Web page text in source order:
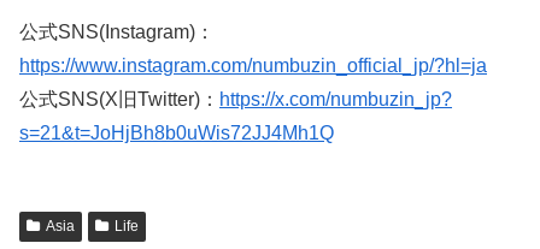
公式SNS(Instagram)：
https://www.instagram.com/numbuzin_official_jp/?hl=ja
公式SNS(X旧Twitter)： https://x.com/numbuzin_jp?
s=21&t=JoHjBh8b0uWis72JJ4Mh1Q
Asia Life